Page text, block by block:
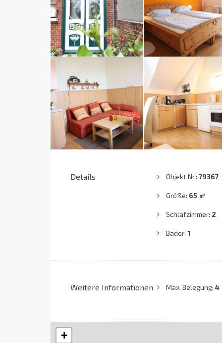
Details Objekt Nr.: 79367
Größe: 65 ㎡
Schlafzimmer: 2
Bäder: 1
Weitere Informationen Max. Belegung: 4
+